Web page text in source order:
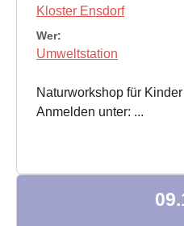
Kloster Ensdorf
Wer:
Umweltstation
Naturworkshop für
Anmelden unter: ...